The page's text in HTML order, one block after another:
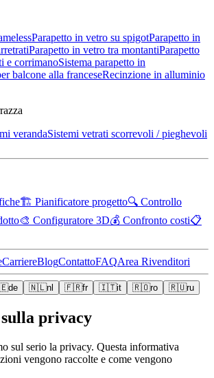
Parapetto in vetro su spigotParapetto in
Parapetto in vetro tra montantiParapetto
e corrimanoSistema parapetto in
balcone alla franceseRecinzione in alluminio
verandaSistemi vetrati scorrevoli / pieghevoli
🏗️ Pianificatore progetto🔍 Controllo
🎨 Configuratore 3D💰 Confronto costi📋
CarriereBlogContattoFAQArea Rivenditori
de 🇳🇱nl 🇫🇷fr 🇮🇹it 🇷🇴ro 🇷🇺ru
privacy
sul serio la privacy. Questa informativa
vengono raccolte e come vengono